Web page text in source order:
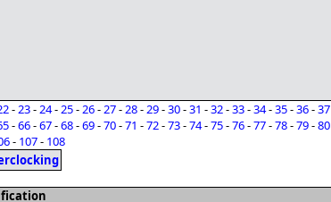
-23-24-25-26-27-28-29-30-31 -32-33-34-35-36-37
-66-67-68-69-70-71 -72-73-74-75-76-77-78-79-80
- 107- 108